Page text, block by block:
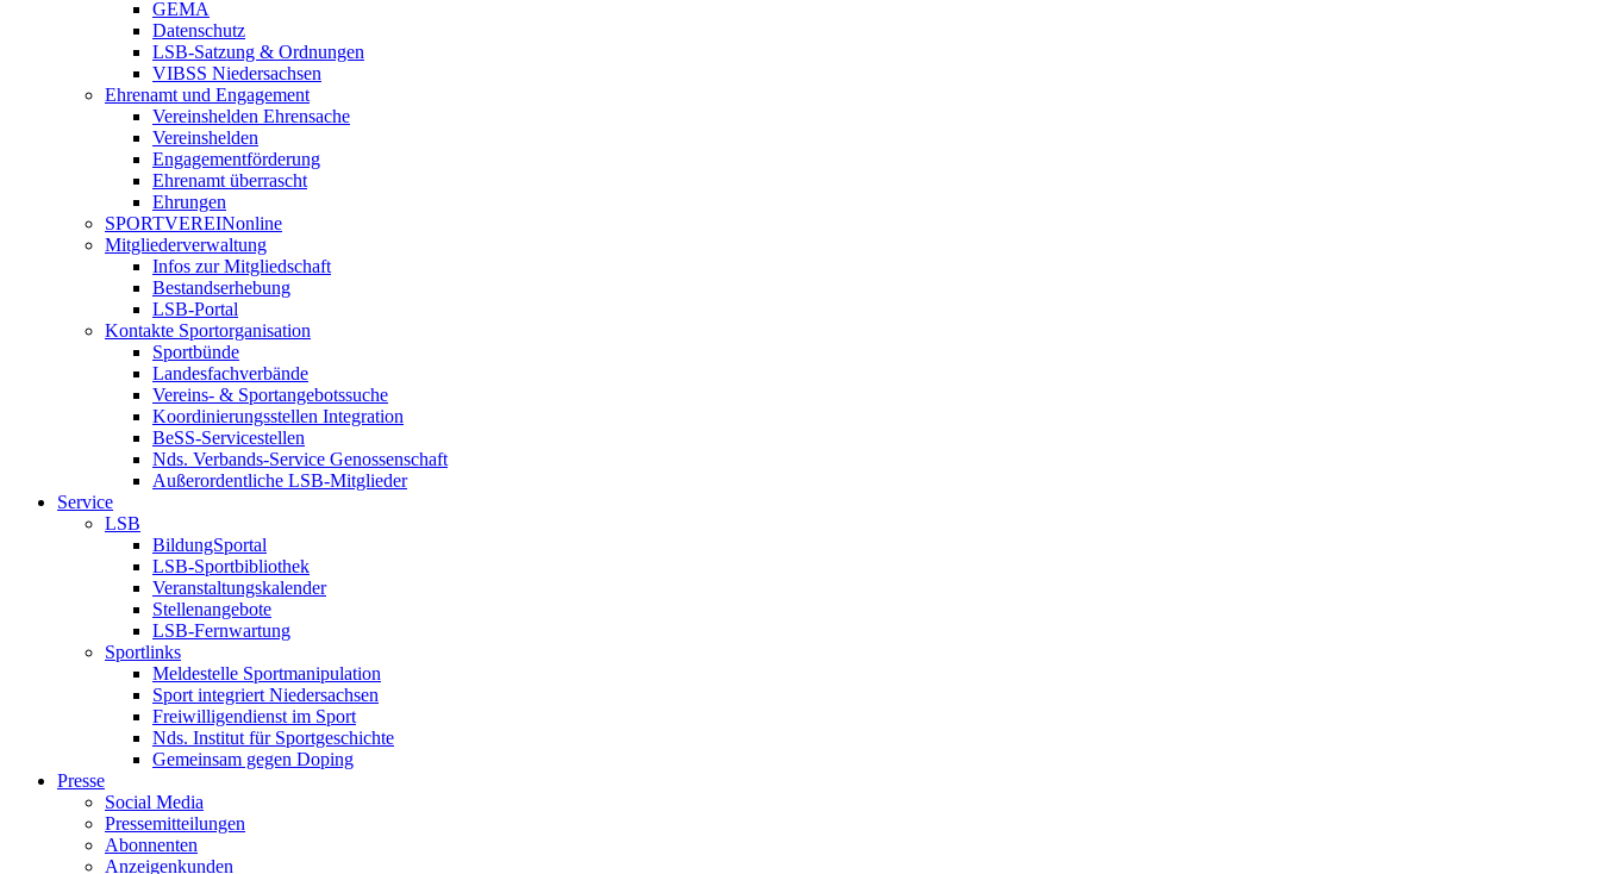
GEMA
Datenschutz
LSB-Satzung & Ordnungen
VIBSS Niedersachsen
Ehrenamt und Engagement
Vereinshelden Ehrensache
Vereinshelden
Engagementförderung
Ehrenamt überrascht
Ehrungen
SPORTVEREINonline
Mitgliederverwaltung
Infos zur Mitgliedschaft
Bestandserhebung
LSB-Portal
Kontakte Sportorganisation
Sportbünde
Landesfachverbände
Vereins- & Sportangebotssuche
Koordinierungsstellen Integration
BeSS-Servicestellen
Nds. Verbands-Service Genossenschaft
Außerordentliche LSB-Mitglieder
Service
LSB
BildungSportal
LSB-Sportbibliothek
Veranstaltungskalender
Stellenangebote
LSB-Fernwartung
Sportlinks
Meldestelle Sportmanipulation
Sport integriert Niedersachsen
Freiwilligendienst im Sport
Nds. Institut für Sportgeschichte
Gemeinsam gegen Doping
Presse
Social Media
Pressemitteilungen
Abonnenten
Anzeigenkunden